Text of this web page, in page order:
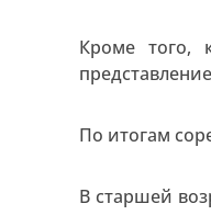
Кроме того,
По итогам
В старшей